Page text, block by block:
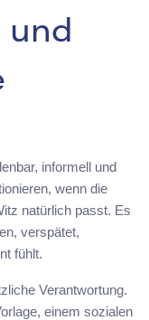
und
informell und
wenn die
natürlich passt. Es
verspätet,
fühlt.
Verantwortung.
einem sozialen